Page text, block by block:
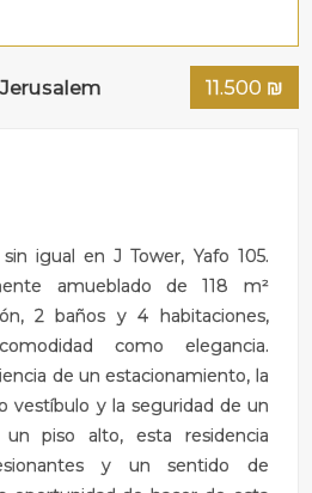
Jerusalem 11.500 ₪
igual en J Tower, Yafo 105.
amueblado de 118 m²
2 baños y 4 habitaciones,
como elegancia.
de un estacionamiento, la
vestíbulo y la seguridad de un
piso alto, esta residencia
y un sentido de